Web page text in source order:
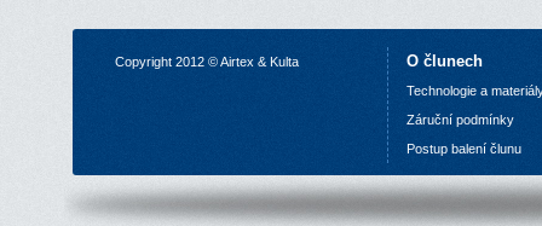
Copyright 2012 © Airtex & Kulta O člunech
Technologie a
Záruční podmínky
Postup balení člunu